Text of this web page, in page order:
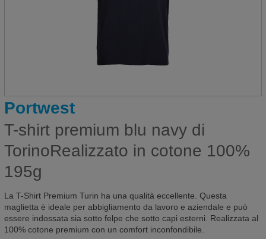
Portwest
T-shirt premium blu navy di
TorinoRealizzato in cotone 100%
195g
La T-Shirt Premium Turin ha una qualità eccellente. Questa
maglietta è ideale per abbigliamento da lavoro e aziendale e può
essere indossata sia sotto felpe che sotto capi esterni. Realizzata al
100% cotone premium con un comfort inconfondibile.